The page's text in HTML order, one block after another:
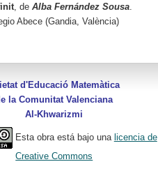
, deAlba Fernández Sousa
Abece (Gandia, València)
d'Educació Matemàtica
la Comunitat Valenciana
Al-Khwarizmi
Esta obra está bajo una licencia de
Creative Commons